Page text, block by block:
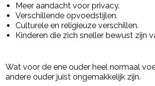
Meer aandacht voor privacy.
Verschillende opvoedstijlen.
Culturele en religieuze verschillen.
Kinderen die zich sneller bewust zijn
Wat voor de ene ouder heel normaal
andere ouder juist ongemakkelijk zijn.